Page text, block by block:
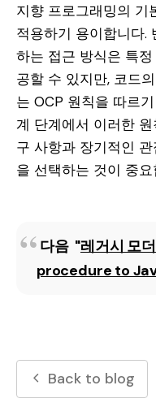
지향 프로그래밍의 기
적용하기 용이합니다
하는 접근 방식은 특
공할 수 있지만, 코드
는 OCP 원칙을 따르
계 단계에서 이러한
구 사항과 장기적인
을 선택하는 것이 중요
다음 "레거시 모
procedure to
Back to blog